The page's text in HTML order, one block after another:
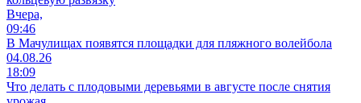
Вчера,
09:46
В Мачулищах появятся площадки для пляжного волейбола
04.08.26
18:09
Что делать с плодовыми деревьями в августе после снятия